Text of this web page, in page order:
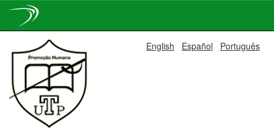
navigation
English Español Português